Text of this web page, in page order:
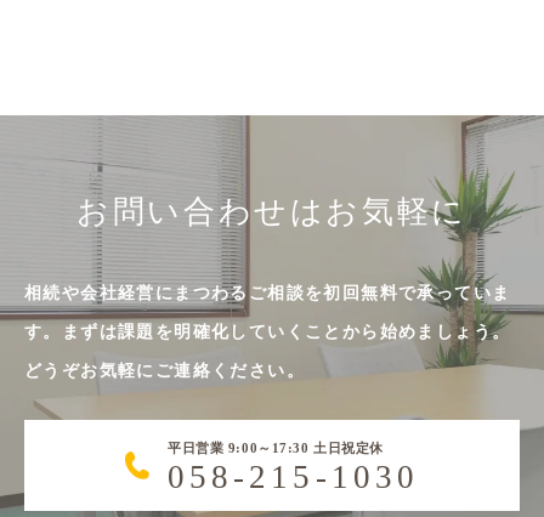
お問い合わせはお気軽に
相続や会社経営にまつわるご相談を初回無料で承っていま
す。まずは課題を明確化していくことから始めましょう。
どうぞお気軽にご連絡ください。
平日営業 9:00～17:30 土日祝定休
058-215-1030